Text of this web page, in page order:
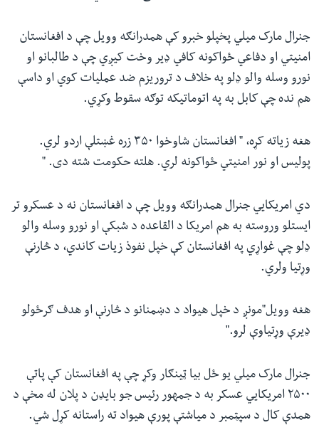
جنرال مارک میلي پخپلو خبرو کې همدرانګه وویل چې د افغانستان
امنیتي او دفاعي ځواکونه کافي ډیر وخت کیږي چې د طالبانو او
نورو وسله والو ډلو په خلاف د تروریزم ضد عملیات کوي او داسې
هم نده چې کابل به په اتوماتیکه توګه سقوط وکړي.
هغه زیاته کړه، " افغانستان شاوخوا ۳۵۰ زره غښتلې اردو لري.
پولیس او نور امنیتي ځواکونه لري. هلته حکومت شته دی. "
دي امریکایي جنرال همدرانګه وویل چې د افغانستان نه د عسکرو تر
ایستلو وروسته به هم امریکا د القاعده د شبکې او نورو وسله والو
ډلو چې غواړي په افغانستان کې خپل نفوذ زیات کاندي، د څارنې
وړتیا ولري.
هغه وویل"مونږ د خپل هیواد د دښمنانو د څارنې او هدف ګرځولو
ډیرې وړتیاوې لرو."
جنرال مارک میلي یو ځل بیا ټینګار وکړ چې په افغانستان کې پاتې
۲۵۰۰ امریکایي عسکر به د جمهور رئیس جو بایډن د پلان له مخې د
همدې کال د سپټمبر د میاشتې پورې هیواد ته راستانه کړل شي.